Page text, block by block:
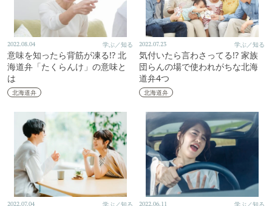
2022.08.04 学ぶ／知る
意味を知ったら背筋が凍る!? 北
海道弁「たくらんけ」の意味と
は
北海道弁
2022.07.23 学ぶ／知る
気付いたら言わさってる!? 家族
団らんの場で使われがちな北海
道弁4つ
北海道弁
2022.07.04 学ぶ／知る 2022.06.11 学ぶ／知る